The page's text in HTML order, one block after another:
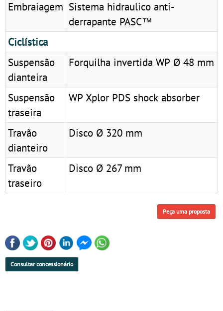
Embraiagem Sistema hidraulico anti-
derrapante PASC™
Ciclística
Suspensão
dianteira
Forquilha invertida WP Ø 48 mm
Suspensão
traseira
WP Xplor PDS shock absorber
Travão
dianteiro
Disco Ø 320 mm
Travão
traseiro
Disco Ø 267 mm
Peça uma proposta
Consultar concessionário